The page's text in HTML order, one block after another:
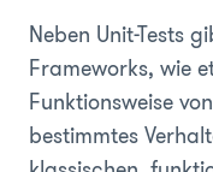
Neben Unit-Tests
Frameworks, wie
Funktionsweise
bestimmtes